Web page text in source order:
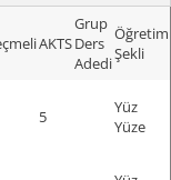
AKTS
Grup
Ders
Adedi
Öğretim
Şekli
5
Yüz
Yüze